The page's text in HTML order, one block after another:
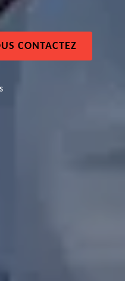
CONTACTEZ